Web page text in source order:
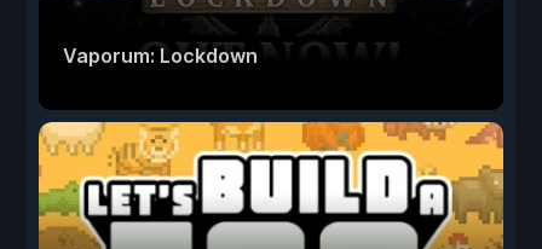
Vaporum: Lockdown